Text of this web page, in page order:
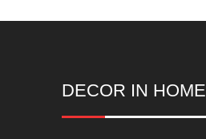
DECOR IN HOME